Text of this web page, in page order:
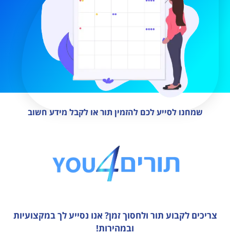
שמחנו לסייע לכם להזמין תור או לקבל מידע חשוב
צריכים לקבוע תור ולחסוך זמן? אנו נסייע לך במקצועיות
ובמהירות!